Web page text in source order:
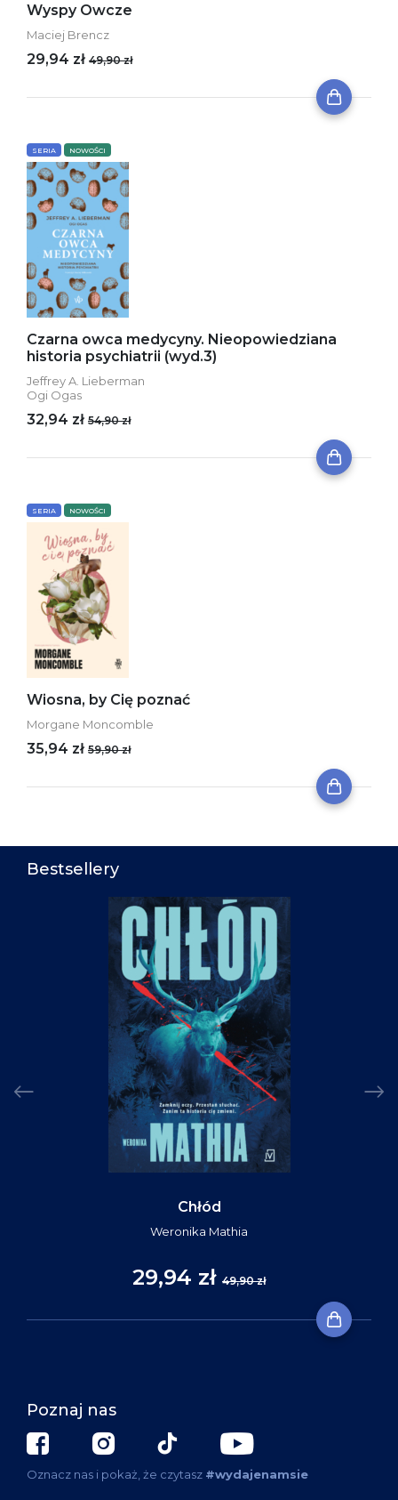
Wyspy Owcze
Maciej Brencz
29,94 zł 49,90 zł
SERIA NOWOŚCI
Czarna owca medycyny. Nieopowiedziana
historia psychiatrii (wyd.3)
Jeffrey A. Lieberman
Ogi Ogas
32,94 zł 54,90 zł
SERIA NOWOŚCI
Wiosna, by Cię poznać
Morgane Moncomble
35,94 zł 59,90 zł
Bestsellery
Chłód
Weronika Mathia
29,94 zł 49,90 zł
Poznaj nas
Oznacz nas i pokaż, że czytasz #wydajenamsie